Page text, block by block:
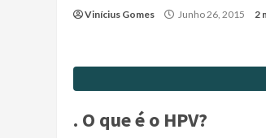
Vinícius Gomes Junho 26, 2015 2
. O que é o HPV?